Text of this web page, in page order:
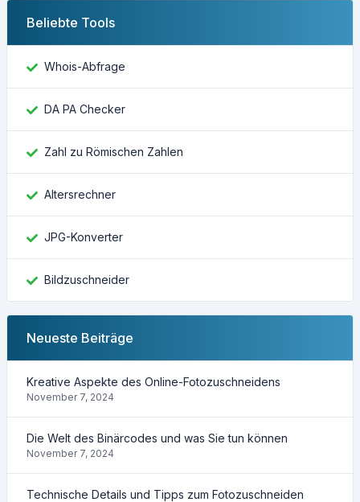
Beliebte Tools
Whois-Abfrage
DA PA Checker
Zahl zu Römischen Zahlen
Altersrechner
JPG-Konverter
Bildzuschneider
Neueste Beiträge
Kreative Aspekte des Online-Fotozuschneidens
November 7, 2024
Die Welt des Binärcodes und was Sie tun können
November 7, 2024
Technische Details und Tipps zum Fotozuschneiden